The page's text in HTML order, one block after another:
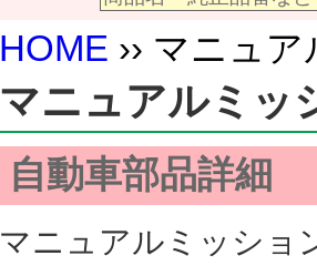
HOME ›› マニュ
マニュアルミッ
自動車部品詳細
マニュアルミッショ